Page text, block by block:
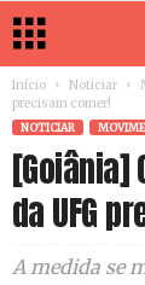
Início Noticiar
precisam comer!
NOTICIAR
[Goiânia]
da UFG
A medida se